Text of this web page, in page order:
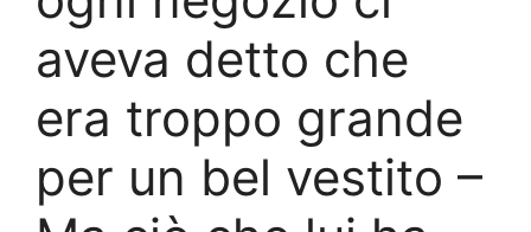
aveva detto che
era troppo grande
per un bel vestito –